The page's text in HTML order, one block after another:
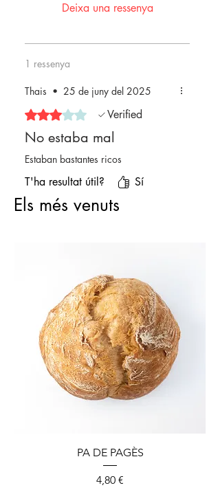
Deixa una ressenya
1 ressenya
Thais • 25 de juny del 2025
Puntuat amb 3 de 5 estrelles.
Verified
No estaba mal
Estaban bastantes ricos
T'ha resultat útil? Sí
Els més venuts
PA DE PAGÈS
Preu
4,80 €